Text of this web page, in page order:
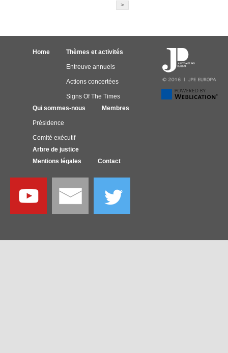
>
Home Thèmes et activités
Entreuve annuels
Actions concertées
Signs Of The Times
Qui sommes-nous
Présidence
Comité exécutif
Membres
Arbre de justice
Mentions légales
Contact